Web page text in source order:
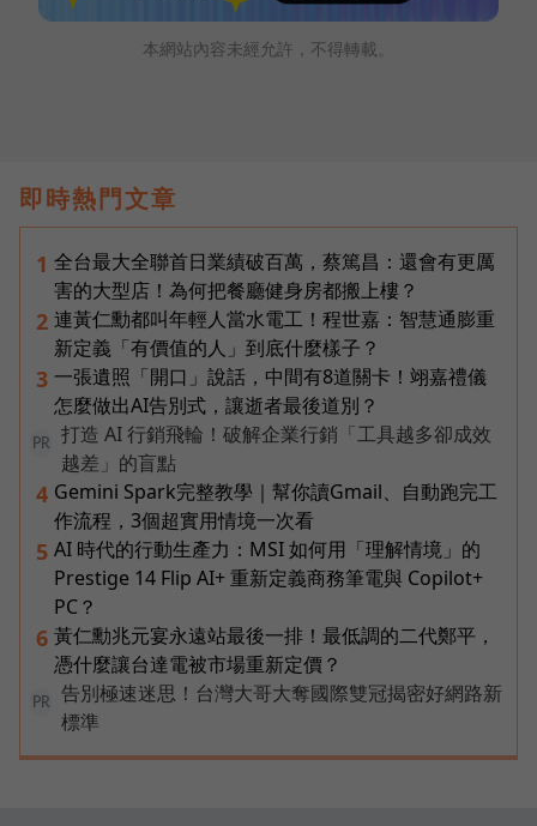
本網站內容未經允許，不得轉載。
即時熱門文章
1 全台最大全聯首日業績破百萬，蔡篤昌：還會有更厲
害的大型店！為何把餐廳健身房都搬上樓？
2 連黃仁勳都叫年輕人當水電工！程世嘉：智慧通膨重
新定義「有價值的人」到底什麼樣子？
3 一張遺照「開口」說話，中間有8道關卡！翊嘉禮儀
怎麼做出AI告別式，讓逝者最後道別？
PR
打造 AI 行銷飛輪！破解企業行銷「工具越多卻成效
越差」的盲點
4 Gemini Spark完整教學｜幫你讀Gmail、自動跑完工
作流程，3個超實用情境一次看
5 AI 時代的行動生產力：MSI 如何用「理解情境」的
Prestige 14 Flip AI+ 重新定義商務筆電與 Copilot+
PC？
6 黃仁勳兆元宴永遠站最後一排！最低調的二代鄭平，
憑什麼讓台達電被市場重新定價？
PR
告別極速迷思！台灣大哥大奪國際雙冠揭密好網路新
標準